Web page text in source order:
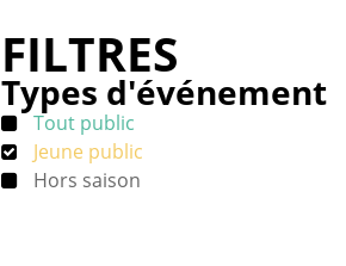
FILTRES
Types d'événement
Tout public
Jeune public
Hors saison